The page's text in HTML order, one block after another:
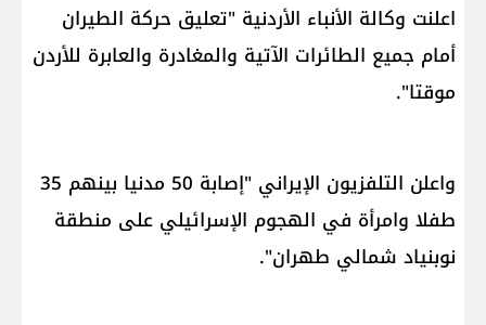
اعلنت وكالة الأنباء الأردنية "​تعليق حركة الطيران​
أمام جميع الطائرات الآتية والمغادرة والعابرة للأردن
موقتا".
واعلن التلفزيون الإيراني "إصابة 50 مدنيا بينهم 35
طفلا وامرأة في الهجوم الإسرائيلي على منطقة
نوبنياد شمالي طهران".